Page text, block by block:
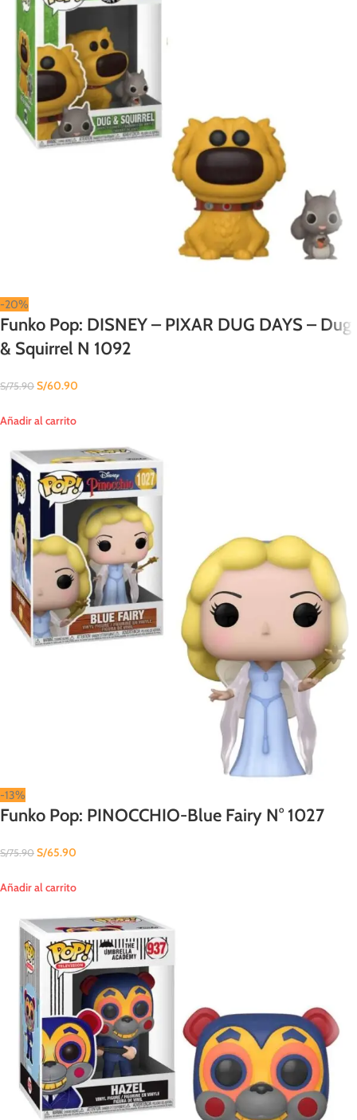
-20%
Funko Pop: DISNEY – PIXAR DUG DAYS – Dug
& Squirrel N 1092
S/75.90 S/60.90
Añadir al carrito
-13%
Funko Pop: PINOCCHIO-Blue Fairy N° 1027
S/75.90 S/65.90
Añadir al carrito